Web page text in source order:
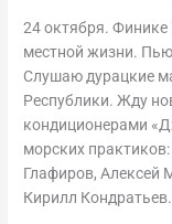
24 октября.
местной жизни.
Слушаю дурацкие
Республики. Жду
кондиционерами
морских
Глафиров, Алексей
Кирилл